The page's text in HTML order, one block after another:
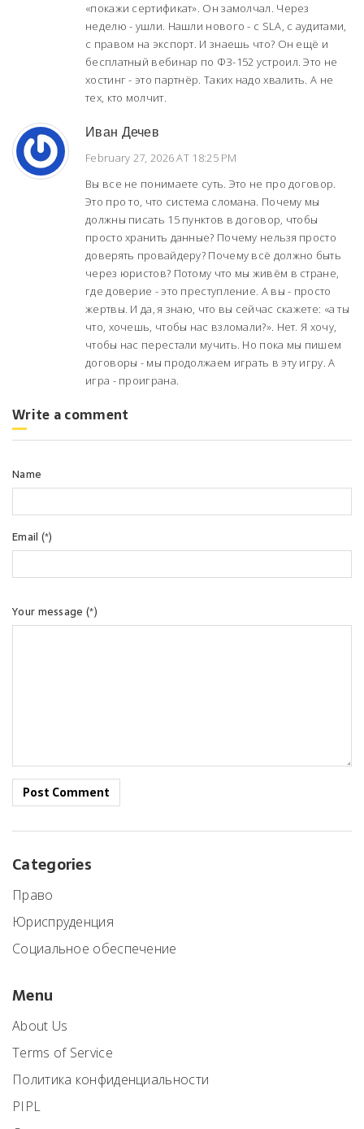
«покажи сертификат». Он замолчал. Через
неделю - ушли. Нашли нового - с SLA, с аудитами,
с правом на экспорт. И знаешь что? Он ещё и
бесплатный вебинар по ФЗ-152 устроил. Это не
хостинг - это партнёр. Таких надо хвалить. А не
тех, кто молчит.
Иван Дечев
February 27, 2026 AT 18:25 PM
Вы все не понимаете суть. Это не про договор.
Это про то, что система сломана. Почему мы
должны писать 15 пунктов в договор, чтобы
просто хранить данные? Почему нельзя просто
доверять провайдеру? Почему всё должно быть
через юристов? Потому что мы живём в стране,
где доверие - это преступление. А вы - просто
жертвы. И да, я знаю, что вы сейчас скажете: «а ты
что, хочешь, чтобы нас взломали?». Нет. Я хочу,
чтобы нас перестали мучить. Но пока мы пишем
договоры - мы продолжаем играть в эту игру. А
игра - проиграна.
Write a comment
Name
Email (*)
Your message (*)
Post Comment
Categories
Право
Юриспруденция
Социальное обеспечение
Menu
About Us
Terms of Service
Политика конфиденциальности
PIPL